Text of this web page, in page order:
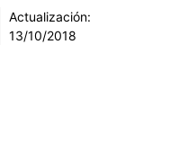
Actualización:
13/10/2018